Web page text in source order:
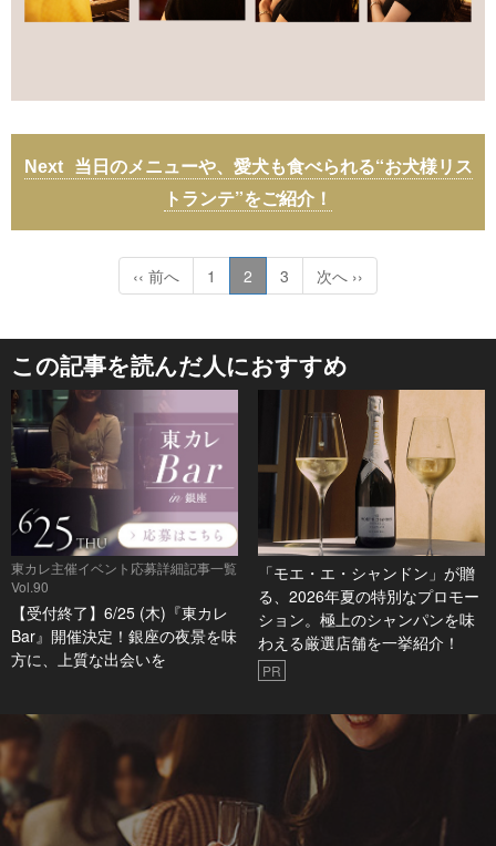
当日のメニューや、愛犬も食べられる“お犬様リス
トランテ”をご紹介！
‹‹ 前へ 1 2 3 次へ ››
この記事を読んだ人におすすめ
東カレ主催イベント応募詳細記事一覧
Vol.90
【受付終了】6/25 (木)『東カレ
Bar』開催決定！銀座の夜景を味
方に、上質な出会いを
「モエ・エ・シャンドン」が贈
る、2026年夏の特別なプロモー
ション。極上のシャンパンを味
わえる厳選店舗を一挙紹介！
PR